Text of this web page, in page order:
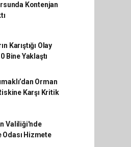
Kontenjan
Karıştığı Olay
Bine Yaklaştı
Orman
Karşı Kritik
Valiliği'nde
Odası Hizmete